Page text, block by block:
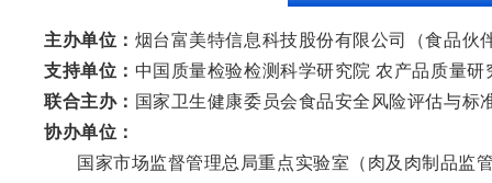
主办单位： 烟台富美特信息科技股份有限公司（食品伙
支持单位 ： 中国质量检验检测科学研究院 农产品质量研
联合主办： 国家卫生健康委员会食品安全风险评估与标
协办单位 ：
国家市场监督管理总局重点实验室（肉及肉制品监